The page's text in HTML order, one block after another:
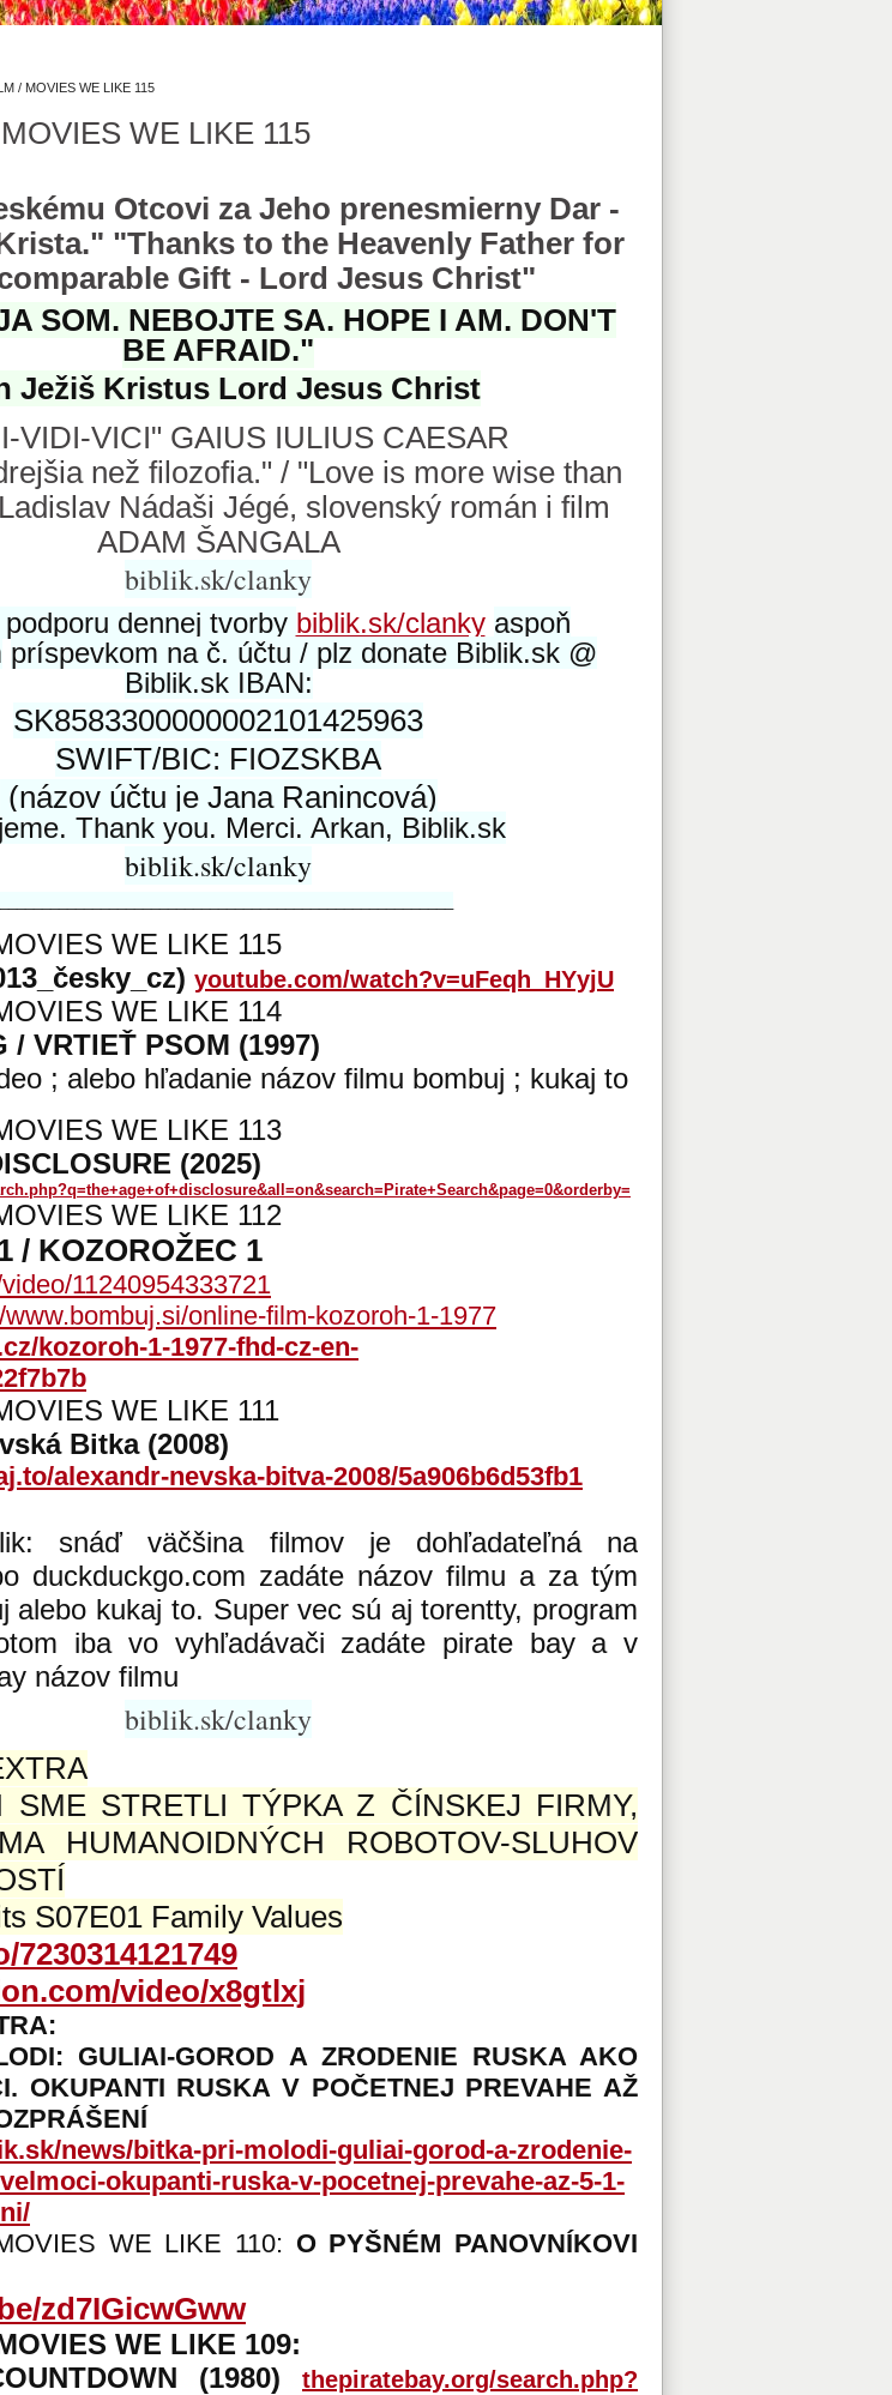
/ MOVIES WE LIKE 115
WE LIKE 115
Otcovi za Jeho prenesmierny Dar -
"Thanks to the Heavenly Father for
Gift - Lord Jesus Christ"
SOM. NEBOJTE SA. HOPE I AM. DON'T
BE AFRAID."
Ježiš Kristus Lord Jesus Christ
VIDI-VICI" GAIUS IULIUS CAESAR
než filozofia." / "Love is more wise than
Nádaši Jégé, slovenský román i film
ADAM ŠANGALA
biblik.sk/clanky
dennej tvorby biblik.sk/clanky aspoň
príspevkom na č. účtu / plz donate Biblik.sk @
Biblik.sk IBAN:
SK8583300000002101425963
SWIFT/BIC: FIOZSKBA
(názov účtu je Jana Ranincová)
Thank you. Merci. Arkan, Biblik.sk
biblik.sk/clanky
WE LIKE 115
youtube.com/watch?v=uFeqh_HYyjU
WE LIKE 114
/ VRTIEŤ PSOM (1997)
; alebo hľadanie názov filmu bombuj ; kukaj to
WE LIKE 113
(2025)
WE LIKE 112
/ KOZOROŽEC 1
11240954333721
www.bombuj.si/online-film-kozoroh-1-1977
kozoroh-1-1977-fhd-cz-en-
WE LIKE 111
Bitka (2008)
alexandr-nevska-bitva-2008/5a906b6d53fb1
snáď väčšina filmov je dohľadateľná na
duckduckgo.com zadáte názov filmu a za tým
alebo kukaj to. Super vec sú aj torentty, program
iba vo vyhľadávači zadáte pirate bay a v
názov filmu
biblik.sk/clanky
SME STRETLI TÝPKA Z ČÍNSKEJ FIRMY,
HUMANOIDNÝCH ROBOTOV-SLUHOV
S07E01 Family Values
7230314121749
video/x8gtlxj
GULIAI-GOROD A ZRODENIE RUSKA AKO
OKUPANTI RUSKA V POČETNEJ PREVAHE AŽ
news/bitka-pri-molodi-guliai-gorod-a-zrodenie-
okupanti-ruska-v-pocetnej-prevahe-az-5-1-
WE LIKE 110: O PYŠNÉM PANOVNÍKOVI
zd7IGicwGww
WE LIKE 109:
(1980)
thepiratebay.org/search.php?